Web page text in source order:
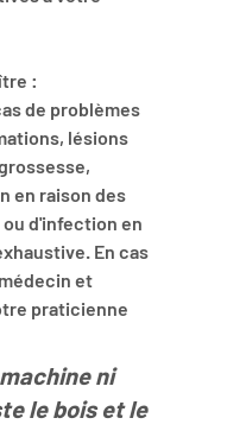
:
de problèmes
lésions
en raison des
d'infection en
En cas
et
praticienne
machine ni
le bois et le